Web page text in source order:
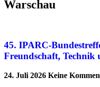
Warschau
45. IPARC-
Freundschaft,
24. Juli 2026 Keine